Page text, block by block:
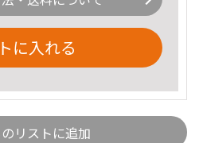
に入れる
リストに追加